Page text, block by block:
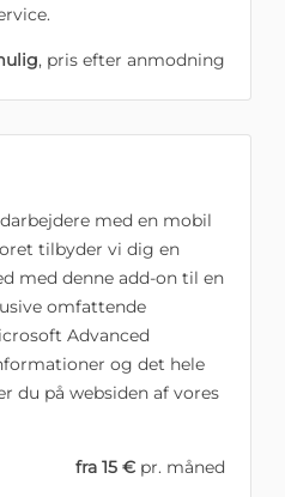
, pris efter anmodning
med en mobil
tilbyder vi dig en
med denne add-on til en
omfattende
Advanced
og det hele
du på websiden af vores
fra 15 € pr. måned